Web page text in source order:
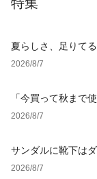
夏らしさ、足りて
2026/8/7
「今買って秋まで
タイルとNGな着こ
2026/8/7
サンダルに靴下は
と男女別おすすめコ
2026/8/7